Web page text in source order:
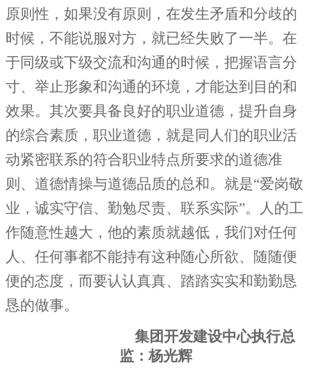
原则性，如果没有原则，在发生矛盾和分歧的
时候，不能说服对方，就已经失败了一半。在
于同级或下级交流和沟通的时候，把握语言分
寸、举止形象和沟通的环境，才能达到目的和
效果。其次要具备良好的职业道德，提升自身
的综合素质，职业道德，就是同人们的职业活
动紧密联系的符合职业特点所要求的道德准
则、道德情操与道德品质的总和。就是“爱岗敬
业，诚实守信、勤勉尽责、联系实际”。人的工
作随意性越大，他的素质就越低，我们对任何
人、任何事都不能持有这种随心所欲、随随便
便的态度，而要认认真真、踏踏实实和勤勤恳
恳的做事。
集团开发建设中心执行总
监：杨光辉